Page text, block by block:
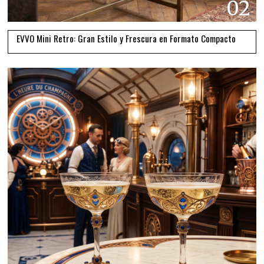
02
EVVO Mini Retro: Gran Estilo y Frescura en Formato Compacto